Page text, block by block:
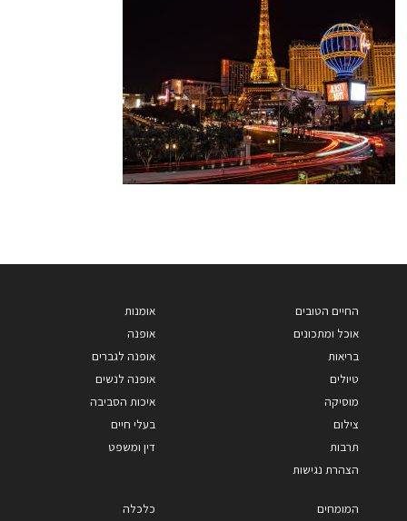
החיים הטובים
אוכל ומתכונים
בריאות
טיולים
מוסיקה
צילום
תרבות
הצהרת נגישות
אומנות
אופנה
אופנה לגברים
אופנה לנשים
איכות הסביבה
בעלי חיים
דין ומשפט
המומחים
כלכלה